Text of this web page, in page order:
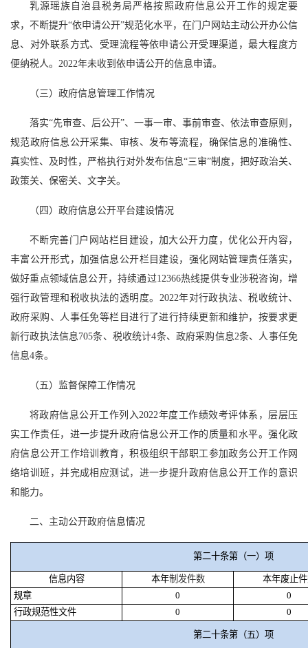
乳源瑶族自治县税务局严格按照政府信息公开工作的规定要
求，不断提升“依申请公开”规范化水平，在门户网站主动公开办公信
息、对外联系方式、受理流程等依申请公开受理渠道，最大程度方
便纳税人。2022年未收到依申请公开的信息申请。
（三）政府信息管理工作情况
落实“先审查、后公开”、一事一审、事前审查、依法审查原则，
规范政府信息公开采集、审核、发布等流程，确保信息的准确性、
真实性、及时性，严格执行对外发布信息“三审”制度，把好政治关、
政策关、保密关、文字关。
（四）政府信息公开平台建设情况
不断完善门户网站栏目建设，加大公开力度，优化公开内容，
丰富公开形式，加强信息公开栏目建设，强化网站管理责任落实，
做好重点领域信息公开，持续通过12366热线提供专业涉税咨询，增
强行政管理和税收执法的透明度。2022年对行政执法、税收统计、
政府采购、人事任免等栏目进行了进行持续更新和维护，按要求更
新行政执法信息705条、税收统计4条、政府采购信息2条、人事任免
信息4条。
（五）监督保障工作情况
将政府信息公开工作列入2022年度工作绩效考评体系，层层压
实工作责任，进一步提升政府信息公开工作的质量和水平。强化政
府信息公开工作培训教育，积极组织干部职工参加政务公开工作网
络培训班，并完成相应测试，进一步提升政府信息公开工作的意识
和能力。
二、主动公开政府信息情况
第二十条第（一）项
信息内容 本年制发件数
本年废止
规章
0
0
行政规范性文件
0 0
第二十条第（五）项